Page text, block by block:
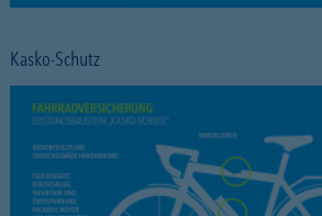
Kasko-Schutz